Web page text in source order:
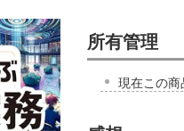
所有管理
現在この商